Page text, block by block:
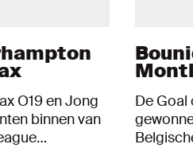
O19 en Jong
binnen van
De